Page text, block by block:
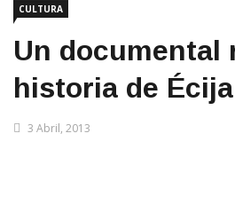
CULTURA
Un documental
historia de Écija
3 Abril, 2013